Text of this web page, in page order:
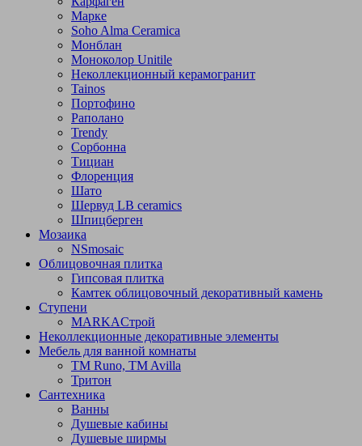
Марке
Soho Alma Ceramica
Монблан
Моноколор Unitile
Неколлекционный керамогранит
Tainos
Портофино
Раполано
Trendy
Сорбонна
Тициан
Флоренция
Шато
Шервуд LB ceramics
Шпицберген
Мозаика
NSmosaic
Облицовочная плитка
Гипсовая плитка
Камтек облицовочный декоративный камень
Ступени
МARKAСтрой
Неколлекционные декоративные элементы
Мебель для ванной комнаты
TM Runo, TM Avilla
Тритон
Сантехника
Ванны
Душевые кабины
Душевые ширмы